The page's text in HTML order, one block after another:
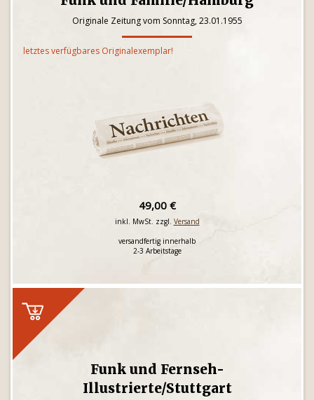
Originale Zeitung vom Sonntag, 23.01.1955
letztes verfügbares Originalexemplar!
49,00 €
inkl. MwSt. zzgl. Versand
versandfertig innerhalb
2-3 Arbeitstage
Funk und Fernseh-
Illustrierte/Stuttgart